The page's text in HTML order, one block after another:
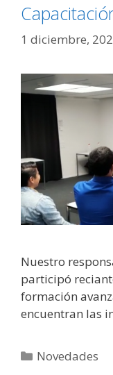
1 diciembre,
Nuestro
participó
formación
encuentran las
Novedades